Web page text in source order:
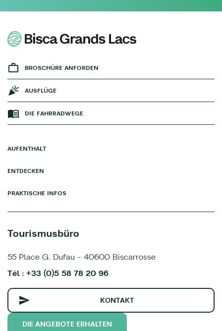
BROSCHÜRE ANFORDEN
AUSFLÜGE
DIE FAHRRADWEGE
AUFENTHALT
ENTDECKEN
PRAKTISCHE INFOS
Tourismusbüro
55 Place G. Dufau - 40600 Biscarrosse
Tél : +33 (0)5 58 78 20 96
KONTAKT
DIE ANGEBOTE ERHALTEN